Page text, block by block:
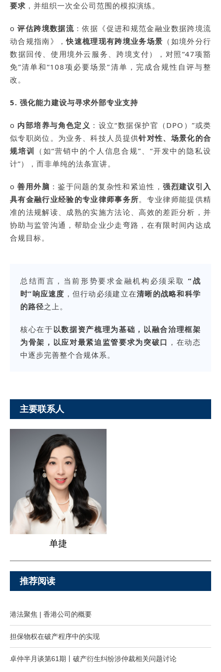
要求 ，并组织一次全公司范围的模拟演练。
o 评估跨境数据流 ：依据《促进和规范金融业数据跨境流
动合规指南》，快速梳理现有跨境业务场景 （如境外分行
数据回传、使用境外云服务、跨境支付），对照“47项豁
免”清单和“108项必要场景”清单，完成合规性自评与整
改。
5. 强化能力建设与寻求外部专业支持
o 内部培养与角色定义 ：设立“数据保护官（DPO）”或类
似专职岗位。为业务、科技人员提供针对性、场景化的合
规培训
（如“营销中的个人信息合规”、“开发中的隐私设
计”），而非单纯的法条宣讲。
o善用外脑 ：鉴于问题的复杂性和紧迫性，强烈建议引入
具有金融行业经验的专业律师事务所。专业律师能提供精
准的法规解读、成熟的实施方法论、高效的差距分析，并
协助与监管沟通，帮助企业少走弯路，在有限时间内达成
合规目标。
总结而言，当前形势要求金融机构必须采取“战
时”响应速度 ，但行动必须建立在清晰的战略和科学
的路径之上。
核心在于以数据资产梳理为基础，以融合治理框架
为骨架，以应对最紧迫监管要求为突破口 ，在动态
中逐步完善整个合规体系。
主要联系人
单捷
推荐阅读
港法聚焦 | 香港公司的概要
担保物权在破产程序中的实现
卓仲半月谈第61期丨破产衍生纠纷涉仲裁相关问题讨论